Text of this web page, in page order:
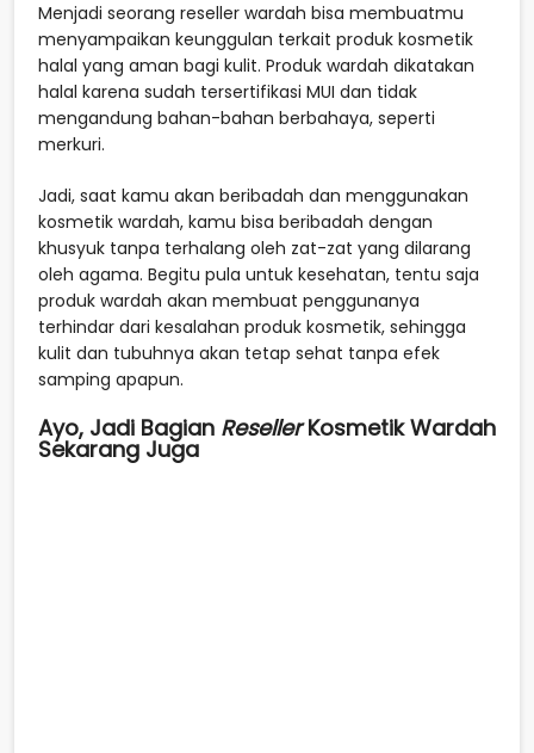
Menjadi seorang reseller wardah bisa membuatmu
menyampaikan keunggulan terkait produk kosmetik
halal yang aman bagi kulit. Produk wardah dikatakan
halal karena sudah tersertifikasi MUI dan tidak
mengandung bahan-bahan berbahaya, seperti
merkuri.
Jadi, saat kamu akan beribadah dan menggunakan
kosmetik wardah, kamu bisa beribadah dengan
khusyuk tanpa terhalang oleh zat-zat yang dilarang
oleh agama. Begitu pula untuk kesehatan, tentu saja
produk wardah akan membuat penggunanya
terhindar dari kesalahan produk kosmetik, sehingga
kulit dan tubuhnya akan tetap sehat tanpa efek
samping apapun.
Ayo, Jadi Bagian ResellerKosmetik Wardah
Sekarang Juga